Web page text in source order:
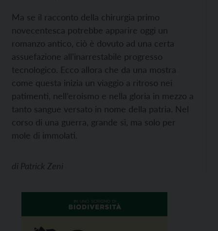
Ma se il racconto della chirurgia primo
novecentesca potrebbe apparire oggi un
romanzo antico, ciò è dovuto ad una certa
assuefazione all’inarrestabile progresso
tecnologico. Ecco allora che da una mostra
come questa inizia un viaggio a ritroso nei
patimenti, nell’eroismo e nella gloria in mezzo a
tanto sangue versato in nome della patria. Nel
corso di una guerra, grande sì, ma solo per
mole di immolati.
di Patrick Zeni